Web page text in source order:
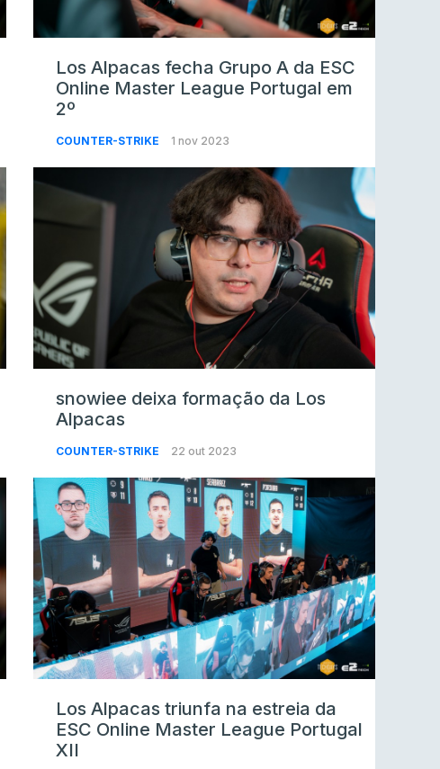
Los Alpacas fecha Grupo A da ESC
Online Master League Portugal em
2º
COUNTER-STRIKE 1 nov 2023
snowiee deixa formação da Los
Alpacas
COUNTER-STRIKE 22 out 2023
Los Alpacas triunfa na estreia da
ESC Online Master League Portugal
XII